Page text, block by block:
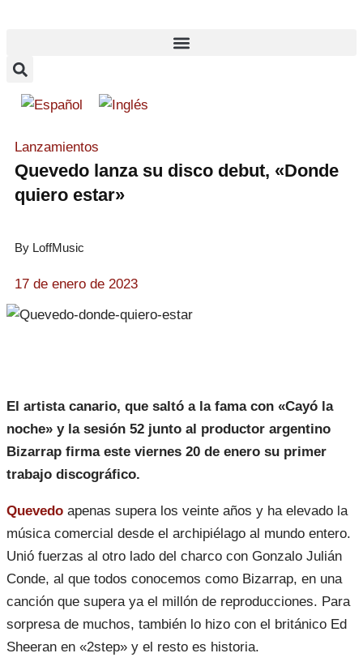
Lanzamientos
Quevedo lanza su disco debut, «Donde
quiero estar»
By LoffMusic
17 de enero de 2023
El artista canario, que saltó a la fama con «Cayó la
noche» y la sesión 52 junto al productor argentino
Bizarrap firma este viernes 20 de enero su primer
trabajo discográfico.
Quevedo apenas supera los veinte años y ha elevado la
música comercial desde el archipiélago al mundo entero.
Unió fuerzas al otro lado del charco con Gonzalo Julián
Conde, al que todos conocemos como Bizarrap, en una
canción que supera ya el millón de reproducciones. Para
sorpresa de muchos, también lo hizo con el británico Ed
Sheeran en «2step» y el resto es historia.